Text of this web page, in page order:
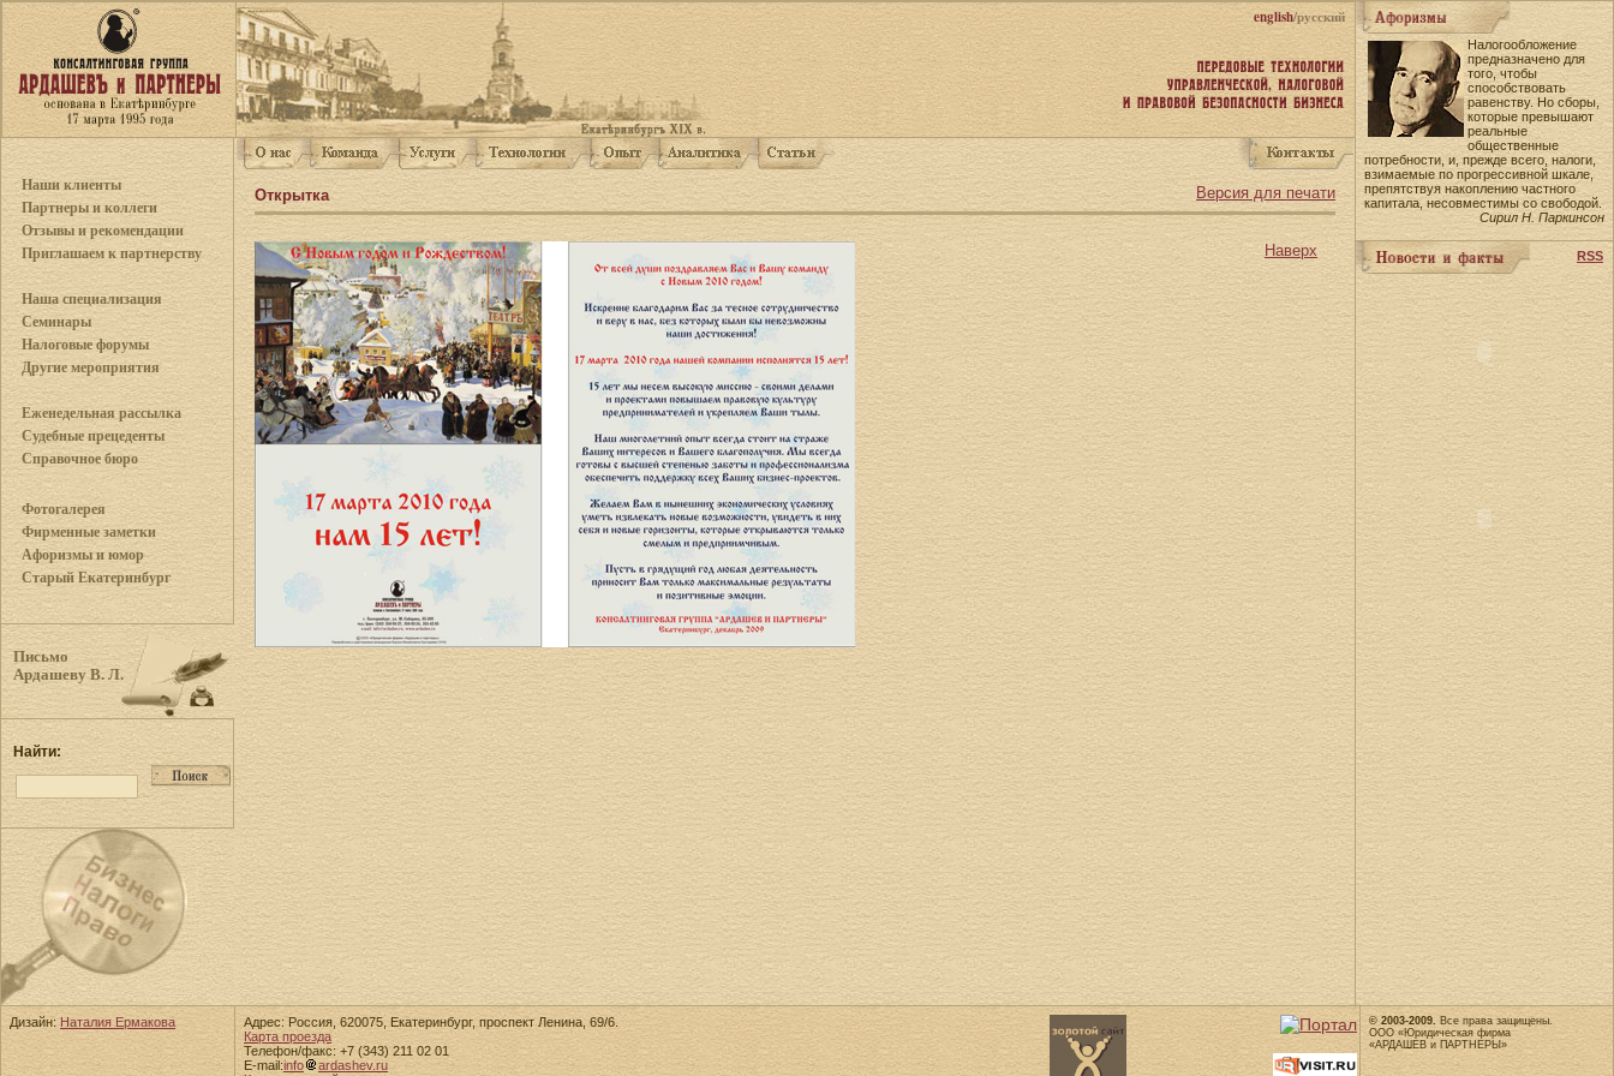
english/русский
Наши клиенты
Партнеры и коллеги
Отзывы и рекомендации
Приглашаем к партнерству
Наша специализация
Семинары
Налоговые форумы
Другие мероприятия
Еженедельная рассылка
Судебные прецеденты
Справочное бюро
Фотогалерея
Фирменные заметки
Афоризмы и юмор
Старый Екатеринбург
Письмо
Ардашеву В. Л.
Найти:
Версия для печати
Открытка
Наверх
Налогообложение
предназначено для
того, чтобы
способствовать
равенству. Но сборы,
которые превышают
реальные
общественные
потребности, и, прежде всего, налоги,
взимаемые по прогрессивной шкале,
препятствуя накоплению частного
капитала, несовместимы со свободой.
Сирил Н. Паркинсон
RSS
Дизайн: Наталия Ермакова
Адрес: Россия, 620075, Екатеринбург, проспект Ленина, 69/6.
Карта проезда
Телефон/факс: +7 (343) 211 02 01
E-mail:info
ardashev.ru
© 2003-2009. Все права защищены.
ООО «Юридическая фирма
«АРДАШЕВ и ПАРТНЕРЫ»